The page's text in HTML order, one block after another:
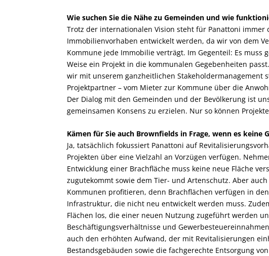
Wie suchen Sie die Nähe zu Gemeinden und wie
Trotz der internationalen Vision steht für Panattoni immer
Immobilienvorhaben entwickelt werden, da wir von dem
Kommune jede Immobilie verträgt. Im Gegenteil: Es
Weise ein Projekt in die kommunalen Gegebenheiten
wir mit unserem ganzheitlichen Stakeholdermanagement
Projektpartner – vom Mieter zur Kommune über die
Der Dialog mit den Gemeinden und der Bevölkerung ist
gemeinsamen Konsens zu erzielen. Nur so können
Kämen für Sie auch Brownfields in Frage, wenn es keine
Ja, tatsächlich fokussiert Pana­ttoni auf
Projekten über eine Vielzahl an Vorzügen verfügen.
Entwicklung einer Brachfläche muss keine neue Fläche
zugutekommt sowie dem Tier- und Artenschutz. Aber
Kommunen profitieren, denn Brachflächen verfügen in
Infrastruktur, die nicht neu entwickelt werden muss.
Flächen los, die einer neuen Nutzung zugeführt werden
Beschäftigungsverhältnisse und
auch den erhöhten Aufwand, der mit Revitalisierungen
Bestandsgebäuden sowie die fachgerechte Entsorgung